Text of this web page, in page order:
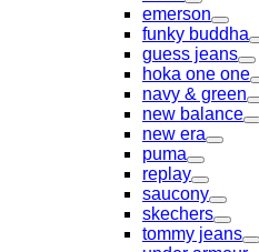
Toggle
emerson
Toggle
funky buddha
guess jeans
hoka one one
navy & green
new balance
new era
Toggle
puma
Toggle
replay
Toggle
saucony
Toggle
skechers
Toggle
tommy jeans